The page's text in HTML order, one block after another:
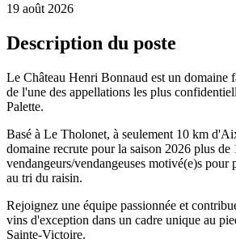
19 août 2026
Description du poste
Le Château Henri Bonnaud est un domaine
de l'une des appellations les plus
Palette.
Basé à Le Tholonet, à seulement 10 km
domaine recrute pour la saison 2026 plus de
vendangeurs/vendangeuses motivé(e)s pour
au tri du raisin.
Rejoignez une équipe passionnée et
vins d'exception dans un cadre unique au
Sainte-Victoire.